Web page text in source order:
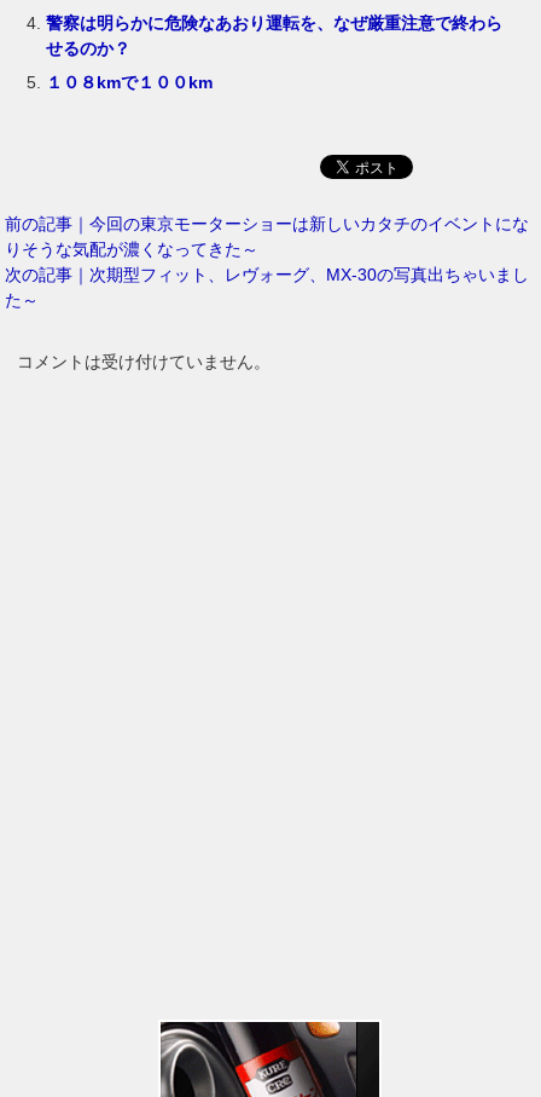
警察は明らかに危険なあおり運転を、なぜ厳重注意で終わら
せるのか？
１０８kmで１００km
前の記事｜今回の東京モーターショーは新しいカタチのイベントにな
りそうな気配が濃くなってきた～
次の記事｜次期型フィット、レヴォーグ、MX-30の写真出ちゃいまし
た～
コメントは受け付けていません。